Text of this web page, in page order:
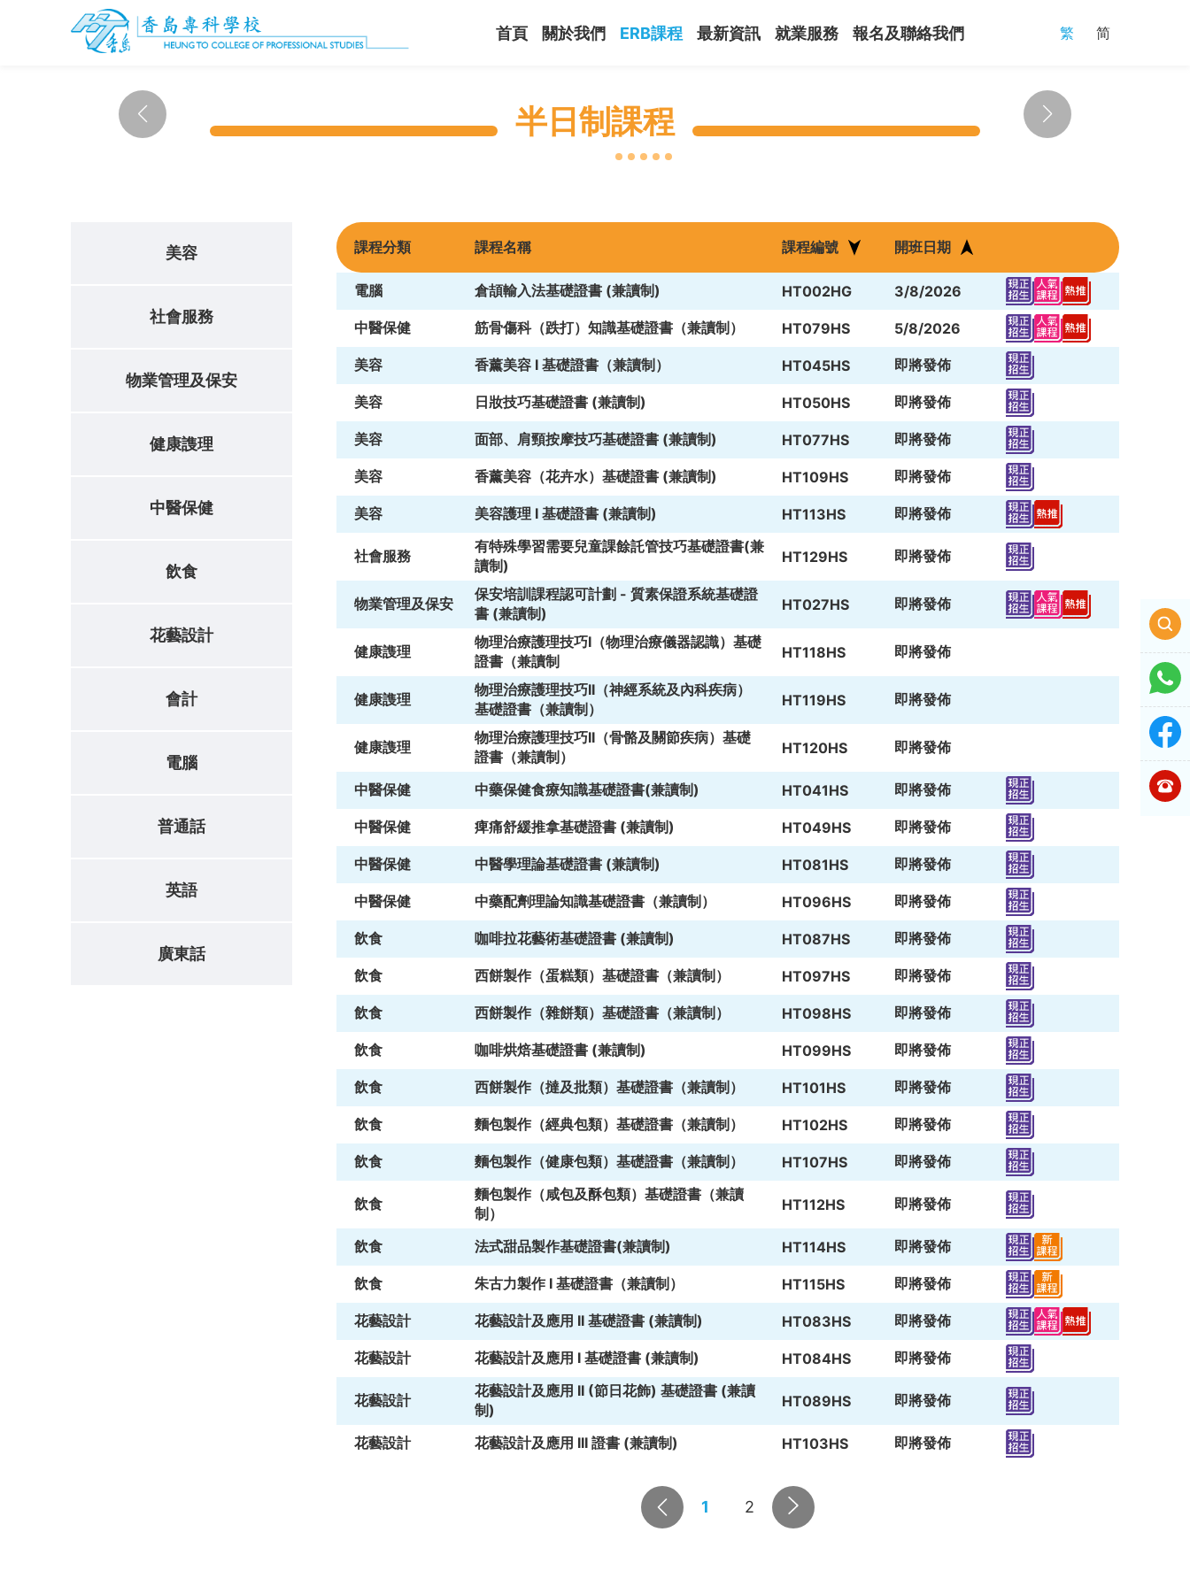
首頁 關於我們 ERB課程 最新資訊 就業服務 報名及聯絡我們 繁 简
半日制課程
美容
社會服務
物業管理及保安
健康謢理
中醫保健
飲食
花藝設計
會計
電腦
普通話
英語
廣東話
課程分類 課程名稱 課程編號 開班日期
電腦 倉頡輸入法基礎證書 (兼讀制) HT002HG 3/8/2026
中醫保健 筋骨傷科（跌打）知識基礎證書（兼讀制） HT079HS 5/8/2026
美容 香薰美容 I 基礎證書（兼讀制） HT045HS 即將發佈
美容 日妝技巧基礎證書 (兼讀制) HT050HS 即將發佈
美容 面部、肩頸按摩技巧基礎證書 (兼讀制) HT077HS 即將發佈
美容 香薰美容（花卉水）基礎證書 (兼讀制) HT109HS 即將發佈
美容 美容護理 I 基礎證書 (兼讀制) HT113HS 即將發佈
社會服務
有特殊學習需要兒童課餘託管技巧基礎證書(兼
讀制)
HT129HS 即將發佈
物業管理及保安
保安培訓課程認可計劃 - 質素保證系統基礎證
書 (兼讀制)
HT027HS 即將發佈
健康謢理
物理治療護理技巧I（物理治療儀器認識）基礎
證書（兼讀制
HT118HS 即將發佈
健康謢理
物理治療護理技巧II（神經系統及內科疾病）
基礎證書（兼讀制）
HT119HS 即將發佈
健康謢理
物理治療護理技巧II（骨骼及關節疾病）基礎
證書（兼讀制）
HT120HS 即將發佈
中醫保健 中藥保健食療知識基礎證書(兼讀制) HT041HS 即將發佈
中醫保健 痺痛舒緩推拿基礎證書 (兼讀制) HT049HS 即將發佈
中醫保健 中醫學理論基礎證書 (兼讀制) HT081HS 即將發佈
中醫保健 中藥配劑理論知識基礎證書（兼讀制） HT096HS 即將發佈
飲食 咖啡拉花藝術基礎證書 (兼讀制) HT087HS 即將發佈
飲食 西餅製作（蛋糕類）基礎證書（兼讀制） HT097HS 即將發佈
飲食 西餅製作（雜餅類）基礎證書（兼讀制） HT098HS 即將發佈
飲食 咖啡烘焙基礎證書 (兼讀制) HT099HS 即將發佈
飲食 西餅製作（撻及批類）基礎證書（兼讀制） HT101HS 即將發佈
飲食 麵包製作（經典包類）基礎證書（兼讀制） HT102HS 即將發佈
飲食 麵包製作（健康包類）基礎證書（兼讀制） HT107HS 即將發佈
飲食
麵包製作（咸包及酥包類）基礎證書（兼讀
制）
HT112HS 即將發佈
飲食 法式甜品製作基礎證書(兼讀制) HT114HS 即將發佈
飲食 朱古力製作 I 基礎證書（兼讀制） HT115HS 即將發佈
花藝設計 花藝設計及應用 II 基礎證書 (兼讀制) HT083HS 即將發佈
花藝設計 花藝設計及應用 I 基礎證書 (兼讀制) HT084HS 即將發佈
花藝設計
花藝設計及應用 II (節日花飾) 基礎證書 (兼讀
制)
HT089HS 即將發佈
花藝設計 花藝設計及應用 III 證書 (兼讀制) HT103HS 即將發佈
1 2